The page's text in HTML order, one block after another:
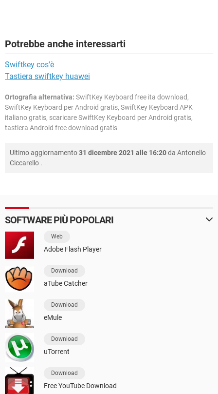
Potrebbe anche interessarti
Swiftkey cos'è
Tastiera swiftkey huawei
Ortografia alternativa: SwiftKey Keyboard free ita download,
SwiftKey Keyboard per Android gratis, SwiftKey Keyboard APK
italiano gratis, scaricare SwiftKey Keyboard per Android gratis,
tastiera Android free download gratis
Ultimo aggiornamento31 dicembre 2021 alle 16:20da Antonello
Ciccarello .
SOFTWARE PIÙ POPOLARI
Web
Adobe Flash Player
Download
aTube Catcher
Download
eMule
Download
uTorrent
Download
Free YouTube Download